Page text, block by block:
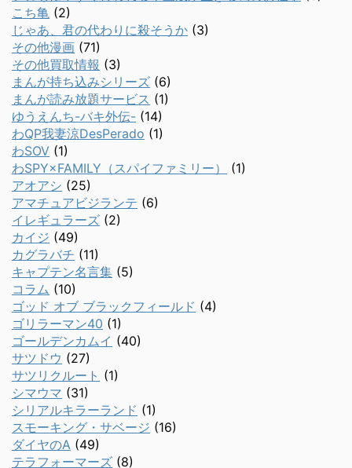
こち亀 (2)
じゃあ、君の代わりに殺そうか (3)
その他漫画 (71)
その他買取情報 (3)
まんが持ち込みシリーズ (6)
まんが読み放題サービス (1)
ゆうえんち-バキ外伝- (14)
わQP我妻涼DesPerado (1)
わSOV (1)
わSPY×FAMILY（スパイファミリー）
(1)
アオアシ (25)
アマチュアビジランテ (6)
イレギュラーズ (2)
カイジ (49)
カグラバチ (11)
キャプテン名言集 (5)
コラム (10)
ゴッド オブ ブラックフィールド (4)
ゴリラーマン40 (1)
ゴールデンカムイ (40)
サツドウ (27)
サツリクルート (1)
シマウマ (31)
シリアルキラーランド (1)
スモーキング・サベージ (16)
ダイヤのA (49)
テラフォーマーズ (8)